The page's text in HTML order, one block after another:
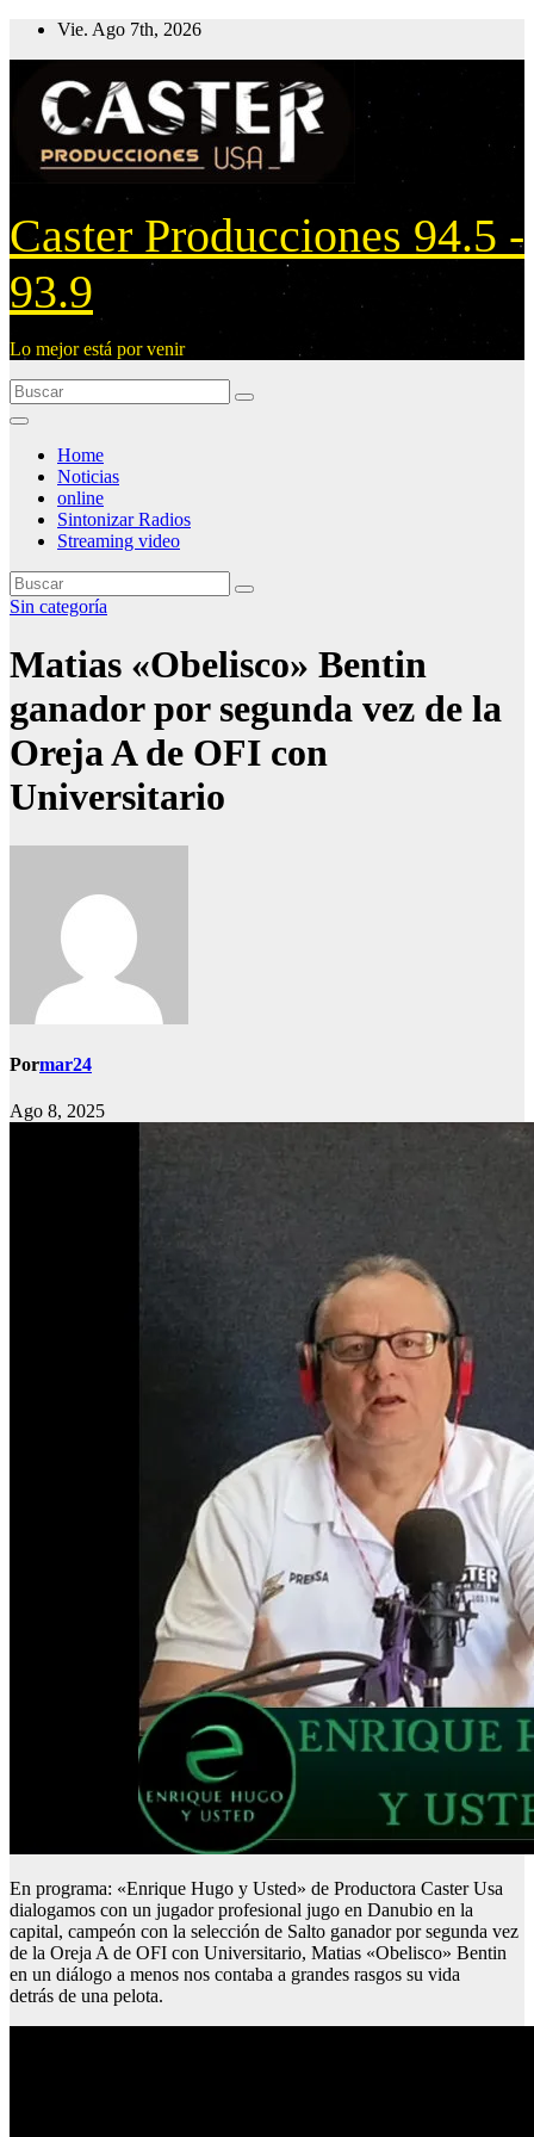
Vie. Ago 7th, 2026
Caster Producciones 94.5 -
93.9
Lo mejor está por venir
Home
Noticias
online
Sintonizar Radios
Streaming video
Sin categoría
Matias «Obelisco» Bentin
ganador por segunda vez de la
Oreja A de OFI con
Universitario
Pormar24
Ago 8, 2025
En programa: «Enrique Hugo y Usted» de Productora Caster Usa
dialogamos con un jugador profesional jugo en Danubio en la
capital, campeón con la selección de Salto ganador por segunda vez
de la Oreja A de OFI con Universitario, Matias «Obelisco» Bentin
en un diálogo a menos nos contaba a grandes rasgos su vida
detrás de una pelota.